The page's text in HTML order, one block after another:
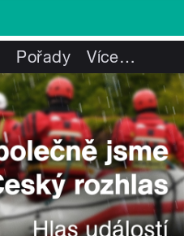
Pořady Více…